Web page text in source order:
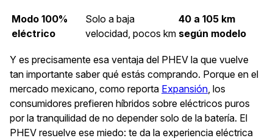
Modo 100%
eléctrico
Solo a baja
velocidad, pocos km
40 a 105 km
según modelo
Y es precisamente esa ventaja del PHEV la que vuelve
tan importante saber qué estás comprando. Porque en el
mercado mexicano, como reporta Expansión, los
consumidores prefieren híbridos sobre eléctricos puros
por la tranquilidad de no depender solo de la batería. El
PHEV resuelve ese miedo: te da la experiencia eléctrica